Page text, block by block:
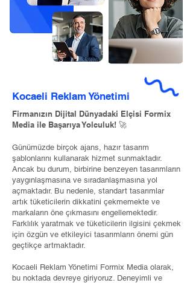
Kocaeli Reklam Yönetimi
Firmanızın Dijital Dünyadaki Elçisi Formix
Media ile Başarıya Yolculuk! 🚀
Günümüzde birçok ajans, hazır tasarım
şablonlarını kullanarak hizmet sunmaktadır.
Ancak bu durum, birbirine benzeyen tasarımların
yaygınlaşmasına ve sıradanlaşmasına yol
açmaktadır. Bu nedenle, standart tasarımlar
artık tüketicilerin dikkatini çekmemekte ve
markaların öne çıkmasını engellemektedir.
Farklılık yaratmak ve tüketicilerin ilgisini çekmek
için özgün ve etkileyici tasarımların önemi gün
geçtikçe artmaktadır.
Kocaeli Reklam Yönetimi Formix Media olarak,
bu noktada devreye giriyoruz. Deneyimli ve